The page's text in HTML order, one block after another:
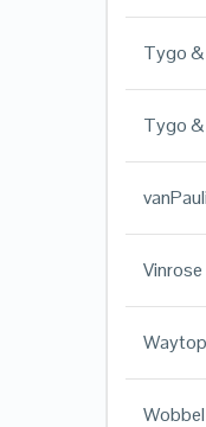
Tygo
Tygo &
Vinrose
Wobbel